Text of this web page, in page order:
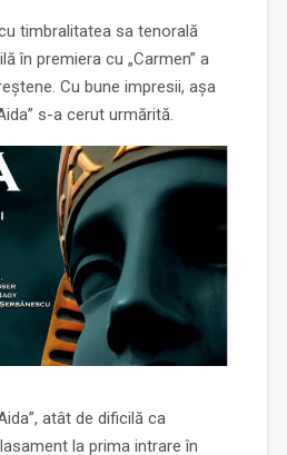
timbralitatea sa tenorală
în premiera cu „Carmen” a
Cu bune impresii, așa
s-a cerut urmărită.
atât de dificilă ca
la prima intrare în